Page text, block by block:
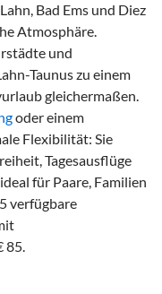
Bad Ems und Diez
Atmosphäre.
und
Taunus zu einem
gleichermaßen.
oder einem
Flexibilität: Sie
Tagesausflüge
für Paare, Familien
verfügbare
85.